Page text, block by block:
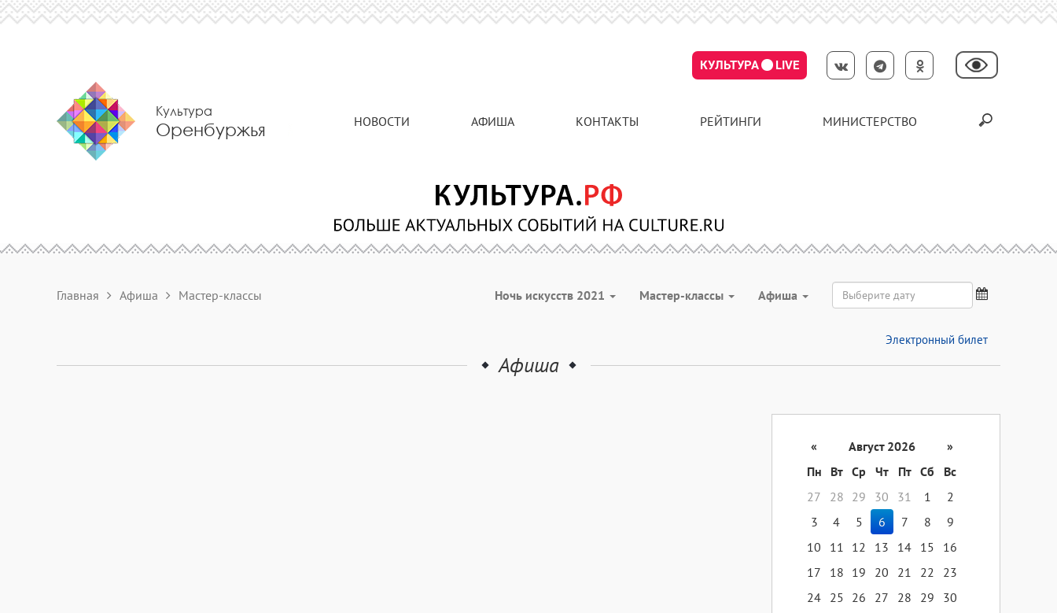
КУЛЬТУРА LIVE
Культура
Оренбуржья НОВОСТИ АФИША КОНТАКТЫ РЕЙТИНГИ МИНИСТЕРСТВО
Главная Афиша Мастер-классы Ночь искусств 2021 Мастер-классы Aфиша
Электронный билет
Афиша
« Август 2026
»
Пн
Вт Ср Чт Пт Сб
Вс
27
28 29 30 31 1
2
3
4 5 6 7 8
9
10
11 12 13 14 15
16
17
18 19 20 21 22
23
24 25 26 27 28 29
30